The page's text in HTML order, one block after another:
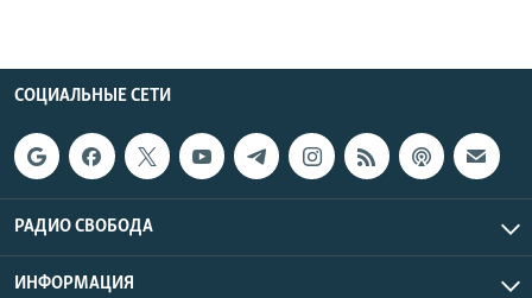
СОЦИАЛЬНЫЕ СЕТИ
РАДИО СВОБОДА
ИНФОРМАЦИЯ